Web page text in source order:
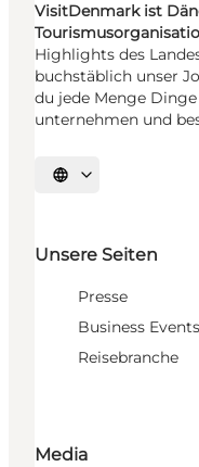
VisitDenmark ist
Highlights des
buchstäblich unser
du jede Menge
unternehmen und
Sprache auswählen
Unsere Seiten
Presse
Business Events
Reisebranche
Media